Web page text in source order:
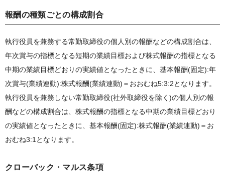
報酬の種類ごとの構成割合
執行役員を兼務する常勤取締役の個人別の報酬などの構成割合は、
年次賞与の指標となる短期の業績目標および株式報酬の指標となる
中期の業績目標どおりの実績値となったときに、基本報酬(固定):年
次賞与(業績連動):株式報酬(業績連動)＝おおむね5:3:2となります。
執行役員を兼務しない常勤取締役(社外取締役を除く)の個人別の報
酬などの構成割合は、株式報酬の指標となる中期の業績目標どおり
の実績値となったときに、基本報酬(固定):株式報酬(業績連動)＝お
おむね3:1となります。
クローバック・マルス条項